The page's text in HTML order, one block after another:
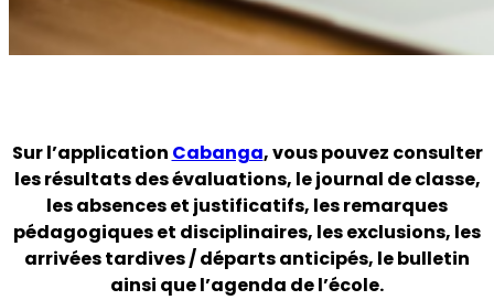
Sur l’application Cabanga, vous pouvez consulter
les résultats des évaluations, le journal de classe,
les absences et justificatifs, les remarques
pédagogiques et disciplinaires, les exclusions, les
arrivées tardives / départs anticipés, le bulletin
ainsi que l’agenda de l’école.